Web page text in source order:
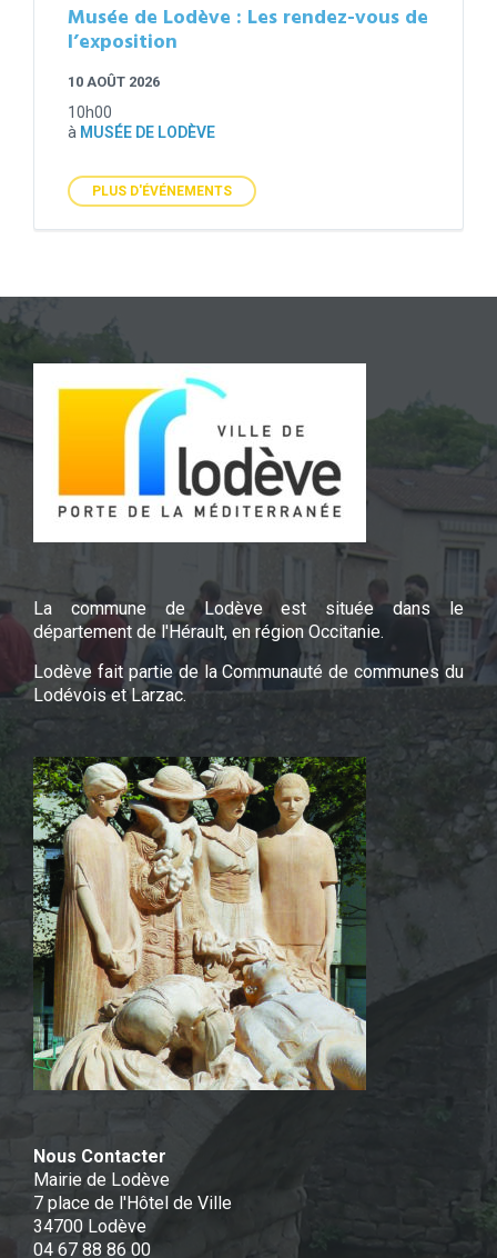
Musée de Lodève : Les rendez-vous de
l’exposition
10 AOÛT 2026
10h00
à MUSÉE DE LODÈVE
PLUS D'ÉVÉNEMENTS
La commune de Lodève est située dans le
département de l'Hérault, en région Occitanie.
Lodève fait partie de la Communauté de communes du
Lodévois et Larzac.
Nous Contacter
Mairie de Lodève
7 place de l'Hôtel de Ville
34700 Lodève
04 67 88 86 00